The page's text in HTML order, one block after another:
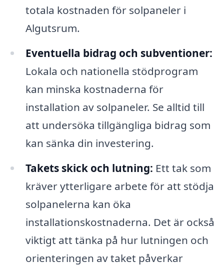
totala kostnaden för solpaneler i
Algutsrum.
Eventuella bidrag och subventioner:
Lokala och nationella stödprogram
kan minska kostnaderna för
installation av solpaneler. Se alltid till
att undersöka tillgängliga bidrag som
kan sänka din investering.
Takets skick och lutning: Ett tak som
kräver ytterligare arbete för att stödja
solpanelerna kan öka
installationskostnaderna. Det är också
viktigt att tänka på hur lutningen och
orienteringen av taket påverkar